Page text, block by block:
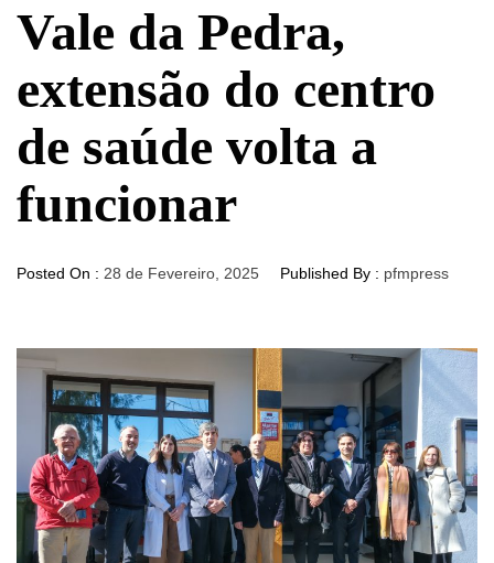
Vale da Pedra,
extensão do centro
de saúde volta a
funcionar
Posted On : 28 de Fevereiro, 2025 Published By : pfmpress